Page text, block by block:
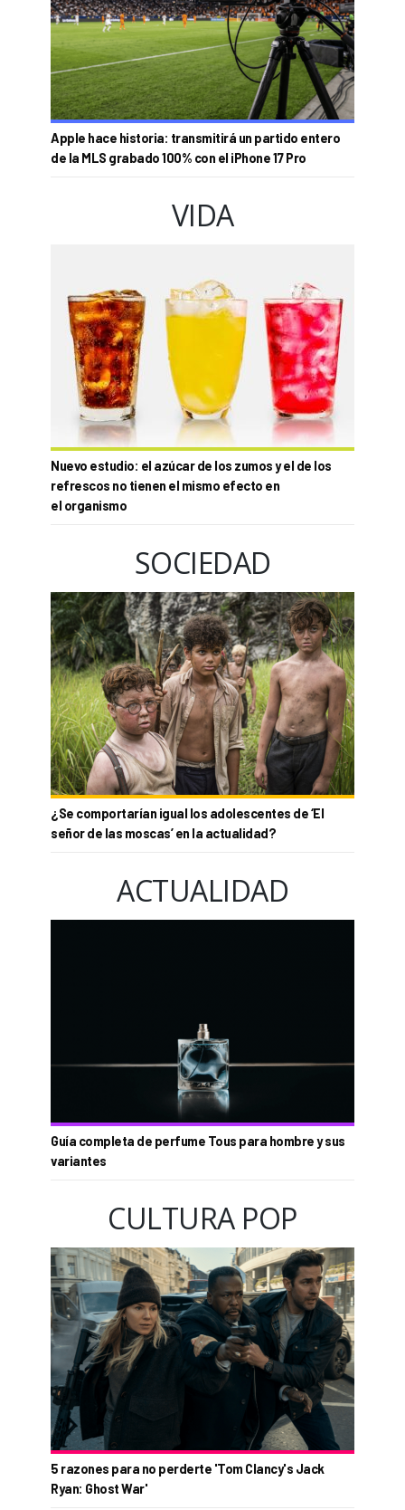
Apple hace historia: transmitirá un partido entero
de la MLS grabado 100% con el iPhone 17 Pro
VIDA
Nuevo estudio: el azúcar de los zumos y el de los
refrescos no tienen el mismo efecto en
el organismo
SOCIEDAD
¿Se comportarían igual los adolescentes de ‘El
señor de las moscas’ en la actualidad?
ACTUALIDAD
Guía completa de perfume Tous para hombre y sus
variantes
CULTURA POP
5 razones para no perderte 'Tom Clancy's Jack
Ryan: Ghost War'